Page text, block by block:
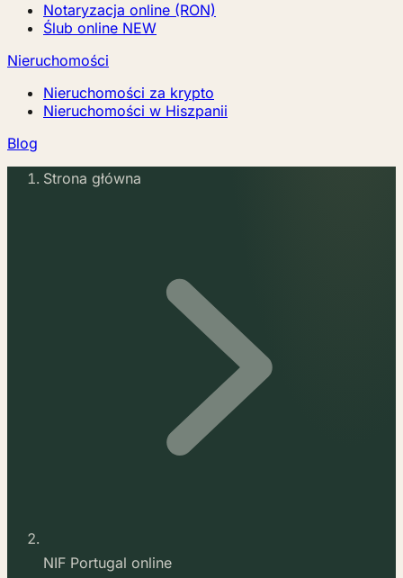
Notaryzacja online (RON)
Ślub online NEW
Nieruchomości
Nieruchomości za krypto
Nieruchomości w Hiszpanii
Blog
Strona główna
NIF Portugal online